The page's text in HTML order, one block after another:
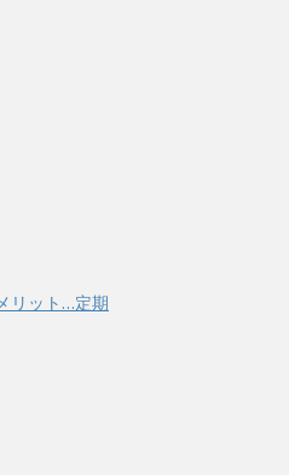
リット…定期